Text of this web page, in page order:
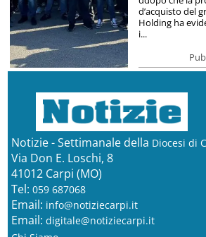
d’acquisto del
Holding ha
i...
Notizie - Settimanale della Diocesi di
Via Don E. Loschi, 8
41012 Carpi (MO)
Tel: 059 687068
Email: info@notiziecarpi.it
Email: digitale@notiziecarpi.it